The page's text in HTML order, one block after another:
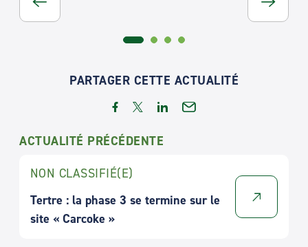
PARTAGER CETTE ACTUALITÉ
ACTUALITÉ PRÉCÉDENTE
NON CLASSIFIÉ(E)
Tertre : la phase 3 se termine sur le
site « Carcoke »